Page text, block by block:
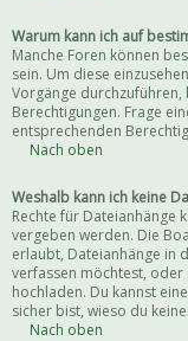
Warum kann ich auf
Manche Foren können
sein. Um diese
Vorgänge
Berechtigungen. Frage
entsprechenden
Nach oben
Weshalb kann ich keine
Rechte für Dateianhänge
vergeben werden. Die
erlaubt, Dateianhänge in
verfassen möchtest,
hochladen. Du kannst
sicher bist, wieso du
Nach oben